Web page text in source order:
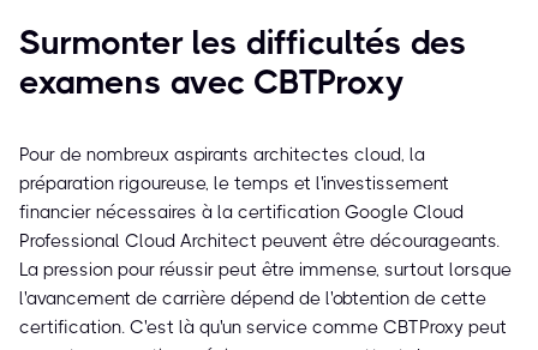
Surmonter les difficultés des
examens avec CBTProxy
Pour de nombreux aspirants architectes cloud, la
préparation rigoureuse, le temps et l'investissement
financier nécessaires à la certification Google Cloud
Professional Cloud Architect peuvent être décourageants.
La pression pour réussir peut être immense, surtout lorsque
l'avancement de carrière dépend de l'obtention de cette
certification. C'est là qu'un service comme CBTProxy peut